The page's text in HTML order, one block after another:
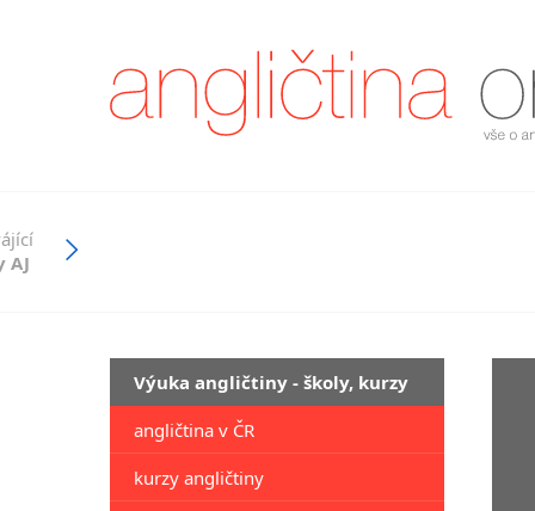
Výuka angličtiny - školy, kurzy
angličtina v ČR
kurzy angličtiny